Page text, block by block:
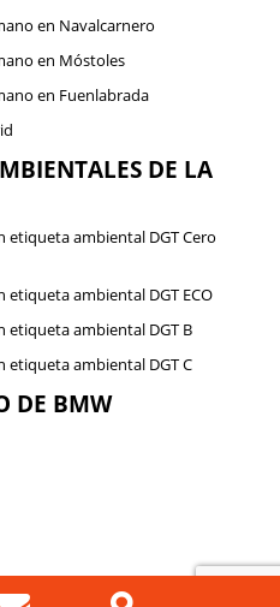
en Navalcarnero
en Móstoles
en Fuenlabrada
DE LA
etiqueta ambiental DGT Cero
etiqueta ambiental DGT ECO
etiqueta ambiental DGT B
etiqueta ambiental DGT C
DE BMW